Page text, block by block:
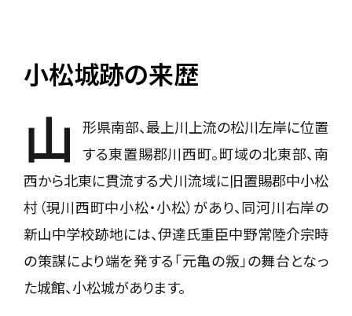
小松城跡の来歴
山
形県南部、最上川上流の松川左岸に位置
する東置賜郡川西町。町域の北東部、南
西から北東に貫流する犬川流域に旧置賜郡中小松
村（現川西町中小松・小松）があり、同河川右岸の
新山中学校跡地には、伊達氏重臣中野常陸介宗時
の策謀により端を発する「元亀の叛」の舞台となっ
た城館、小松城があります。